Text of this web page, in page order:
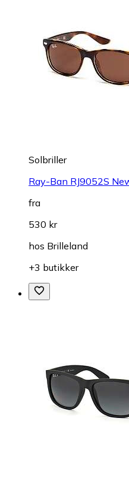
Solbriller
Ray-Ban RJ9052S
fra
530 kr
hos Brilleland
+3 butikker